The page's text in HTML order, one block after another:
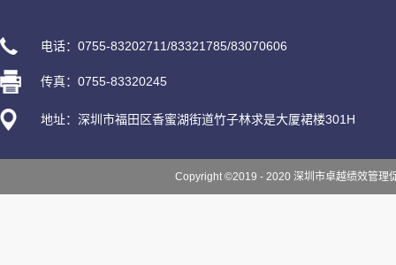
电话：0755-83202711/83321785/83070606
传真：0755-83320245
地址：深圳市福田区香蜜湖街道竹子林求是大厦裙楼301H
Copyright ©2019 - 2020 深圳市卓越绩效管理